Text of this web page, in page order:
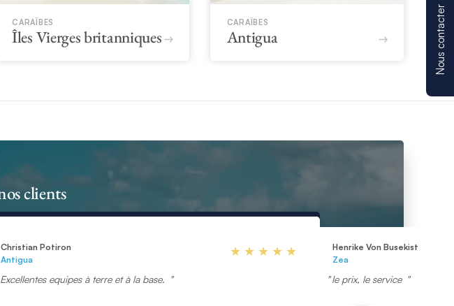
Nous contacter
CARAÏBES
Îles Vierges britanniques
CARAÏBES
Antigua
clients
Christian Potiron
Antigua
Excellentes equipes à terre et à la base.
Henrike Von Busekist
Zea
le prix, le service